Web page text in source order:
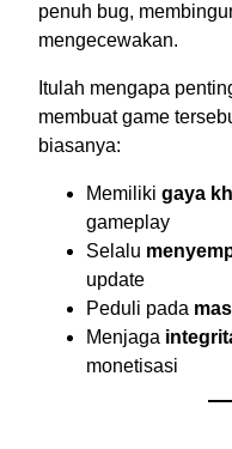
penuh bug,
mengecewakan.
Itulah mengapa
membuat game
biasanya:
Memiliki gaya
gameplay
Selalu
update
Peduli pada
Menjaga
monetisasi